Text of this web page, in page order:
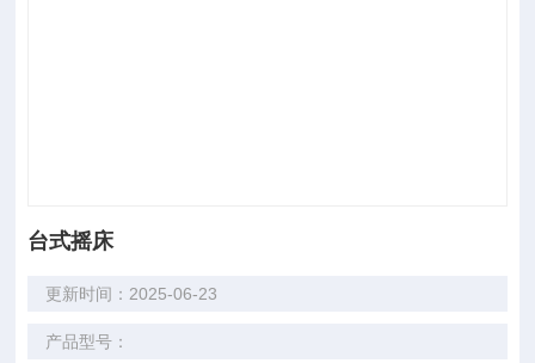
台式摇床
更新时间：2025-06-23
产品型号：